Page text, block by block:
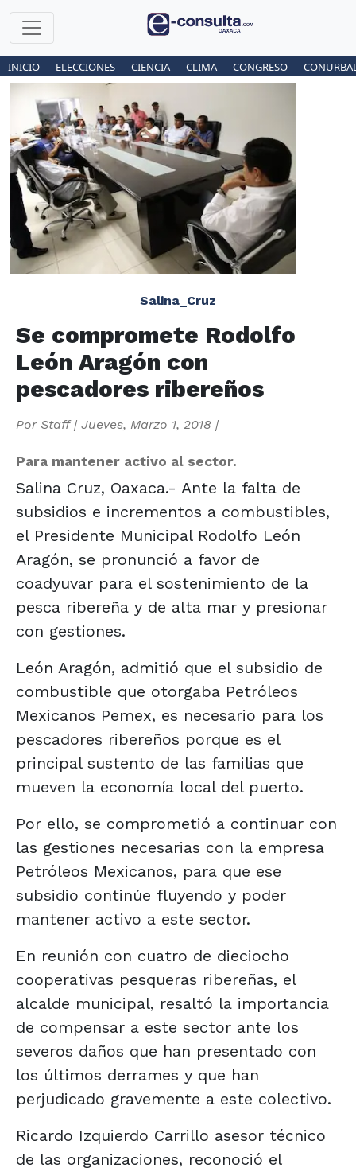
INICIO ELECCIONES CIENCIA CLIMA CONGRESO
Salina_Cruz
Se compromete Rodolfo
León Aragón con
pescadores ribereños
Por Staff| Jueves, Marzo 1, 2018 |
Para mantener activo al sector.
Salina Cruz, Oaxaca.- Ante la falta de
subsidios e incrementos a combustibles,
el Presidente Municipal Rodolfo León
Aragón, se pronunció a favor de
coadyuvar para el sostenimiento de la
pesca ribereña y de alta mar y presionar
con gestiones.
León Aragón, admitió que el subsidio de
combustible que otorgaba Petróleos
Mexicanos Pemex, es necesario para los
pescadores ribereños porque es el
principal sustento de las familias que
mueven la economía local del puerto.
Por ello, se comprometió a continuar con
las gestiones necesarias con la empresa
Petróleos Mexicanos, para que ese
subsidio continúe fluyendo y poder
mantener activo a este sector.
En reunión con cuatro de dieciocho
cooperativas pesqueras ribereñas, el
alcalde municipal, resaltó la importancia
de compensar a este sector ante los
severos daños que han presentado con
los últimos derrames y que han
perjudicado gravemente a este colectivo.
Ricardo Izquierdo Carrillo asesor técnico
de las organizaciones, reconoció el